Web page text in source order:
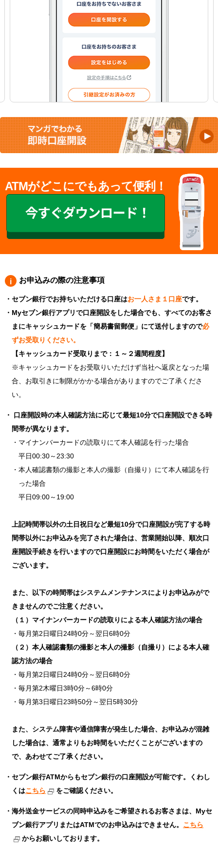
ATMがどこにでもあって便利！
お申込みの際の注意事項
セブン銀行でお持ちいただける口座はお一人さま１口座です。
Myセブン銀行アプリで口座開設をした場合でも、すべてのお客さ
まにキャッシュカードを「簡易書留郵便」にて送付しますので必
ずお受取りください。
【キャッシュカード受取りまで：１～２週間程度】
※キャッシュカードをお受取りいただけず当社へ返戻となった場
合、お取引きに制限がかかる場合がありますのでご了承くださ
い。
口座開設時の本人確認方法に応じて最短10分で口座開設できる時
間帯が異なります。
マイナンバーカードの読取りにて本人確認を行った場合
平日00:30～23:30
本人確認書類の撮影と本人の撮影（自撮り）にて本人確認を行
った場合
平日09:00～19:00
上記時間帯以外の土日祝日など最短10分で口座開設が完了する時
間帯以外にお申込みを完了された場合は、営業開始以降、順次口
座開設手続きを行いますので口座開設にお時間をいただく場合が
ございます。
また、以下の時間帯はシステムメンテナンスによりお申込みがで
きませんのでご注意ください。
（１）マイナンバーカードの読取りによる本人確認方法の場合
毎月第2日曜日24時0分～翌日6時0分
（２）本人確認書類の撮影と本人の撮影（自撮り）による本人確
認方法の場合
毎月第2日曜日24時0分～翌日6時0分
毎月第2木曜日3時0分～6時0分
毎月第3日曜日23時50分～翌日5時30分
また、システム障害や通信障害が発生した場合、お申込みが混雑
した場合は、通常よりもお時間をいただくことがございますの
で、あわせてご了承ください。
セブン銀行ATMからもセブン銀行の口座開設が可能です。くわし
くはこちら をご確認ください。
海外送金サービスの同時申込みをご希望されるお客さまは、Myセ
ブン銀行アプリまたはATMでのお申込みはできません。 こちら
からお願いしております。